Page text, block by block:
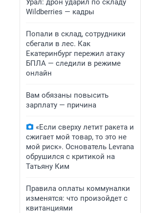
Урал: дрон ударил по складу
Wildberries — кадры
Попали в склад, сотрудники
сбегали в лес. Как
Екатеринбург пережил атаку
БПЛА — следили в режиме
онлайн
Вам обязаны повысить
зарплату — причина
«Если сверху летит ракета и
сжигает мой товар, то это не
мой риск». Основатель Levrana
обрушился с критикой на
Татьяну Ким
Правила оплаты коммуналки
изменятся: что произойдет с
квитанциями